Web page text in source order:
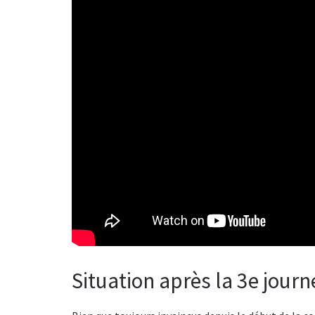
Situation après la 3e